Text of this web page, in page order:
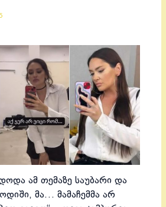
ამ თემაზე საუბარი და
მა… მამაჩემმა არ